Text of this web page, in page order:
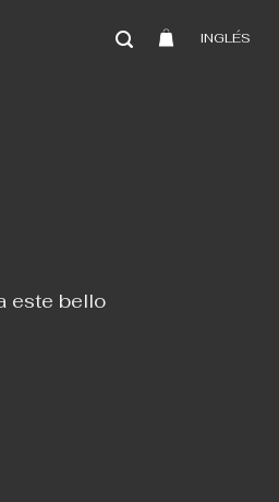
INGLÉS
este bello